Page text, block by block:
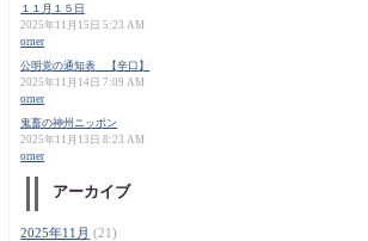
１１月１５日
2025年11月15日 5:23 AM
orner
公明党の通知表 【辛口】
2025年11月14日 7:09 AM
orner
鬼畜の神州ニッポン
2025年11月13日 8:23 AM
orner
アーカイブ
2025年11月 (21)